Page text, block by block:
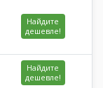
Найдите
дешевле!
Найдите
дешевле!